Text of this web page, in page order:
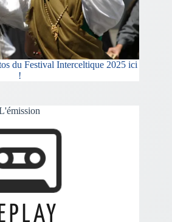
du Festival Interceltique 2025 ici
!